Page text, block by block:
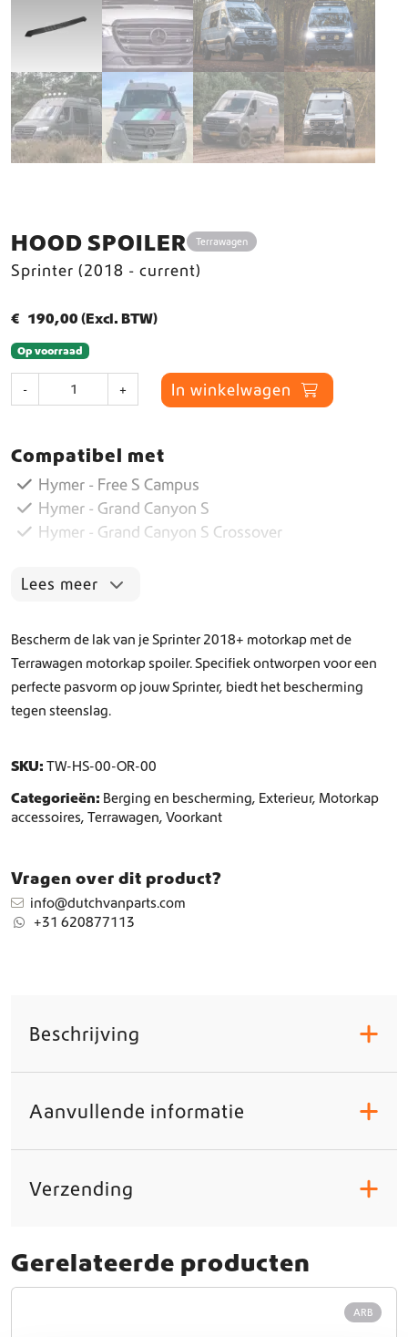
HOOD SPOILER Terrawagen
Sprinter (2018 - current)
€ 190,00 (Excl. BTW)
Op voorraad
-
S
t
a
l
+ In winkelwagen
Compatibel met
Hymer - Free S Campus
Hymer - Grand Canyon S
Hymer - Grand Canyon S Crossover
Lees meer
Bescherm de lak van je Sprinter 2018+ motorkap met de
Terrawagen motorkap spoiler. Specifiek ontworpen voor een
perfecte pasvorm op jouw Sprinter, biedt het bescherming
tegen steenslag.
SKU: TW-HS-00-OR-00
Categorieën: Berging en bescherming, Exterieur, Motorkap
accessoires, Terrawagen, Voorkant
Vragen over dit product?
info@dutchvanparts.com
+31 620877113
Beschrijving +
Aanvullende informatie +
Verzending +
Gerelateerde producten
ARB